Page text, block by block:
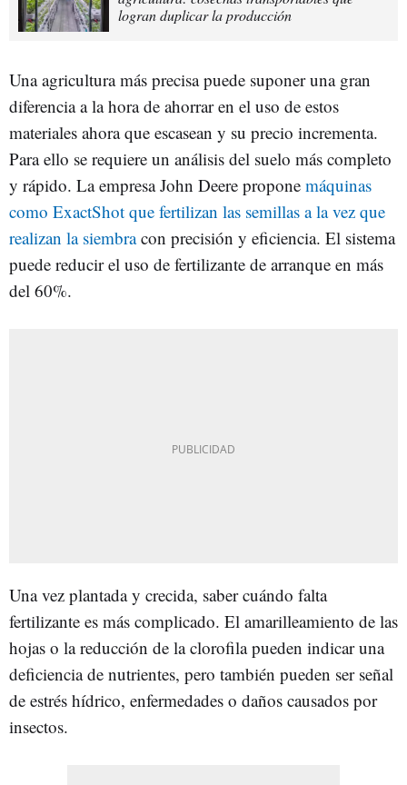
logran duplicar la producción
Una agricultura más precisa puede suponer una gran
diferencia a la hora de ahorrar en el uso de estos
materiales ahora que escasean y su precio incrementa.
Para ello se requiere un análisis del suelo más completo
y rápido. La empresa John Deere propone máquinas
como ExactShot que fertilizan las semillas a la vez que
realizan la siembracon precisión y eficiencia. El sistema
puede reducir el uso de fertilizante de arranque en más
del 60%.
Una vez plantada y crecida, saber cuándo falta
fertilizante es más complicado. El amarilleamiento de las
hojas o la reducción de la clorofila pueden indicar una
deficiencia de nutrientes, pero también pueden ser señal
de estrés hídrico, enfermedades o daños causados por
insectos.